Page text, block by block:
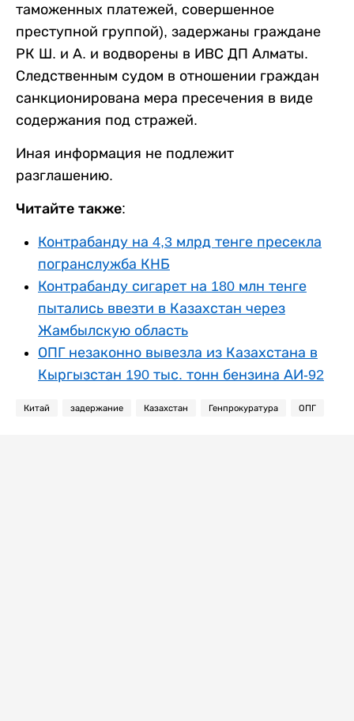
таможенных платежей, совершенное
преступной группой), задержаны граждане
РК Ш. и А. и водворены в ИВС ДП Алматы.
Следственным судом в отношении граждан
санкционирована мера пресечения в виде
содержания под стражей.
Иная информация не подлежит
разглашению.
Читайте также:
Контрабанду на 4,3 млрд тенге пресекла
погранслужба КНБ
Контрабанду сигарет на 180 млн тенге
пытались ввезти в Казахстан через
Жамбылскую область
ОПГ незаконно вывезла из Казахстана в
Кыргызстан 190 тыс. тонн бензина АИ-92
Китай задержание Казахстан Генпрокуратура ОПГ